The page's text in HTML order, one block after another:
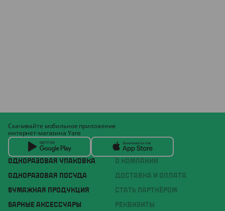
ОДНОРАЗОВАЯ УПАКОВКА
ОДНОРАЗОВАЯ ПОСУДА
БУМАЖНАЯ ПРОДУКЦИЯ
БАРНЫЕ АКСЕССУАРЫ
О КОМПАНИИ
ДОСТАВКА И ОПЛАТА
СТАТЬ ПАРТНЁРОМ
РЕКВИЗИТЫ
Скачивайте мобильное приложение
интернет-магазина Yans